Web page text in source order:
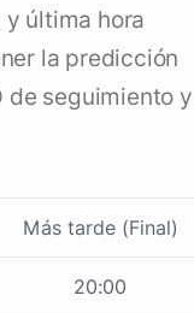
última hora
la predicción
de seguimiento y
Más tarde (Final)
20:00